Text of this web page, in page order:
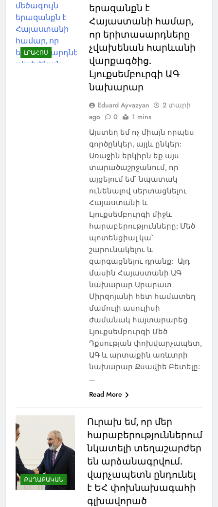
ԼՐԱՀՈՍ
երազանքն է
Հայաստանի համար,
որ երիտասարդները
չվախենան հարևանի
վարքագծից.
Լյուքսեմբուրգի ԱԳ
նախարար
Eduard Ayvazyan
2 տարի
ago
0 1 mins
Այստեղ եմ ոչ միայն որպես
գործընկեր, այլև ընկեր:
Առաջին երկիրն եք այս
տարածաշրջանում, որ
այցելում եմ՝ նպատակ
ունենալով սերտացնելու
Հայաստանի և
Լյուքսեմբուրգի միջև
հարաբերությունները: Մեծ
պոտենցիալ կա՝
շարունակելու և
զարգացնելու դրանք: Այդ
մասին Հայաստանի ԱԳ
նախարար Արարատ
Միրզոյանի հետ համատեղ
մամուլի ասուլիսի
ժամանակ հայտարարեց
Լյուքսեմբուրգի Մեծ
Դքսության փոխվարչապետ,
ԱԳ և արտաքին առևտրի
նախարար Քսավիե Բետելը:
…
Read More
ՔԱՂԱՔԱԿԱՆ
Ուրախ եմ, որ մեր
հարաբերություններում
նկատելի տեղաշարժեր
են արձանագրվում.
վարչապետն ընդունել
է ԵՀ փոխնախագահի
գլխավորած